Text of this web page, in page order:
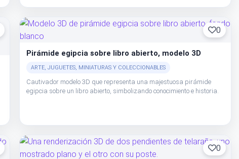
0
Pirámide egipcia sobre libro abierto, modelo 3D
ARTE, JUGUETES, MINIATURAS Y COLECCIONABLES
Cautivador modelo 3D que representa una majestuosa pirámide
egipcia sobre un libro abierto, simbolizando conocimiento e historia.
0